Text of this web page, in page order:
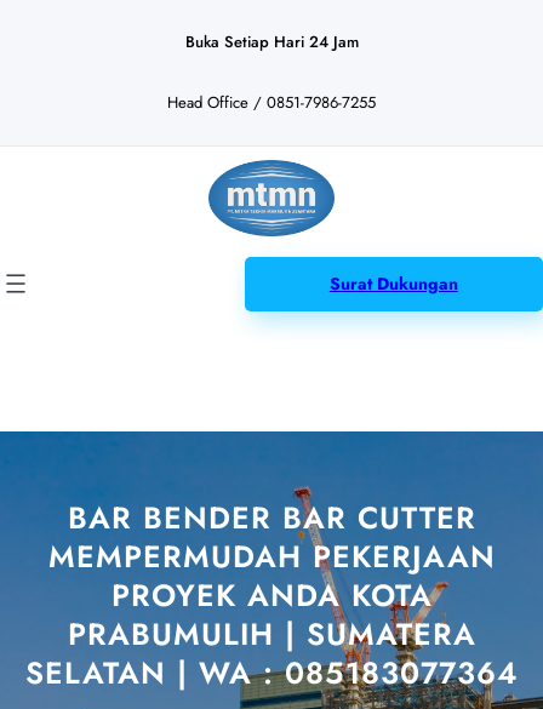
Buka Setiap Hari 24 Jam
Head Office / 0851-7986-7255
Surat Dukungan
BAR BENDER BAR CUTTER
MEMPERMUDAH PEKERJAAN
PROYEK ANDA KOTA
PRABUMULIH | SUMATERA
SELATAN | WA : 085183077364